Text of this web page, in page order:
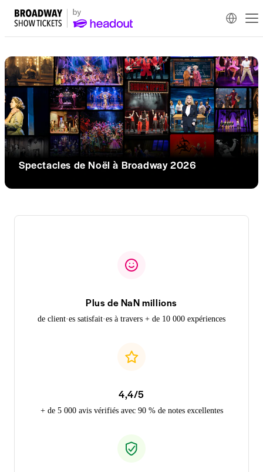
Spectacles de Noël à Broadway 2026
Plus de NaN millions
de client·es satisfait·es à travers + de 10 000 expériences
4,4/5
+ de 5 000 avis vérifiés avec 90 % de notes excellentes